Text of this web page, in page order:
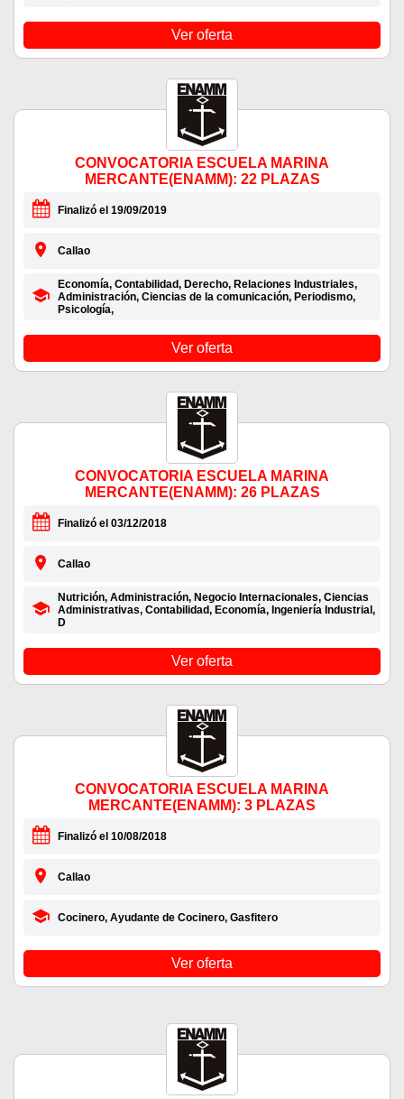
Ver oferta
CONVOCATORIA ESCUELA MARINA
MERCANTE(ENAMM): 22 PLAZAS
Finalizó el 19/09/2019
Callao
Economía, Contabilidad, Derecho, Relaciones Industriales,
Administración, Ciencias de la comunicación, Periodismo,
Psicología,
Ver oferta
CONVOCATORIA ESCUELA MARINA
MERCANTE(ENAMM): 26 PLAZAS
Finalizó el 03/12/2018
Callao
Nutrición, Administración, Negocio Internacionales, Ciencias
Administrativas, Contabilidad, Economía, Ingeniería Industrial,
D
Ver oferta
CONVOCATORIA ESCUELA MARINA
MERCANTE(ENAMM): 3 PLAZAS
Finalizó el 10/08/2018
Callao
Cocinero, Ayudante de Cocinero, Gasfitero
Ver oferta